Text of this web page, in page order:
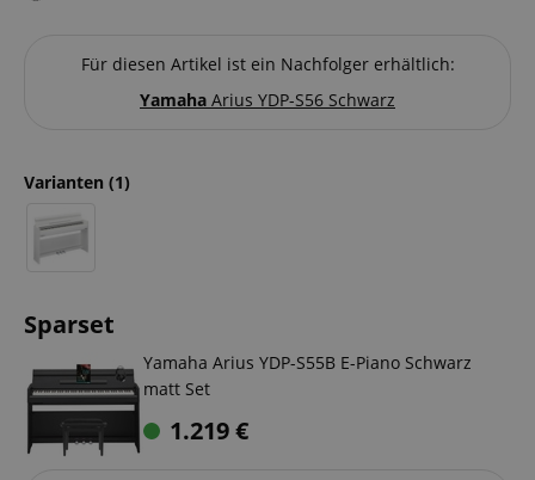
Für diesen Artikel ist ein Nachfolger erhältlich:
Yamaha Arius YDP-S56 Schwarz
Varianten (1)
Sparset
Yamaha Arius YDP-S55B E-Piano Schwarz
matt Set
1.219€